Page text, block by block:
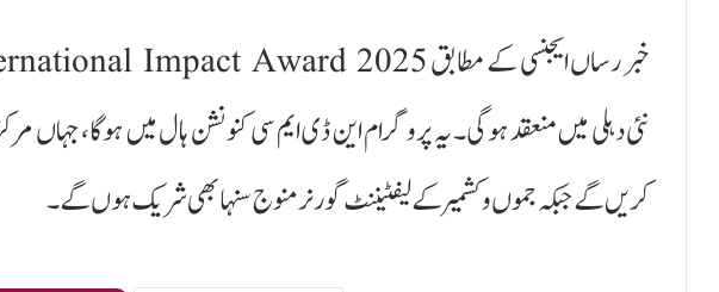
نئی دہلی میں منعقد ہوگی۔ یہ پروگرام این ڈی ایم سی کنونشن ہال میں ہوگا، جہاں
کریں گے جبکہ جموں و کشمیر کے لیفٹیننٹ گورنر منوج سنہا بھی شریک ہوں گے۔